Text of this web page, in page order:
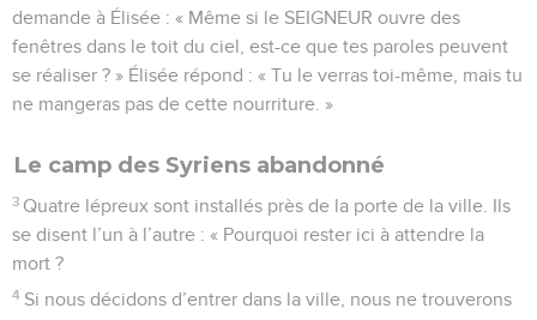
demande à Élisée : « Même si le SEIGNEUR ouvre des
fenêtres dans le toit du ciel, est-ce que tes paroles peuvent
se réaliser ? » Élisée répond : « Tu le verras toi-même, mais tu
ne mangeras pas de cette nourriture. »
Le camp des Syriens abandonné
3 Quatre lépreux sont installés près de la porte de la ville. Ils
se disent l’un à l’autre : « Pourquoi rester ici à attendre la
mort ?
4 Si nous décidons d’entrer dans la ville, nous ne trouverons